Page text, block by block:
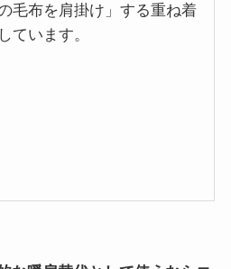
毛布を肩掛け」する重ね着
ています。